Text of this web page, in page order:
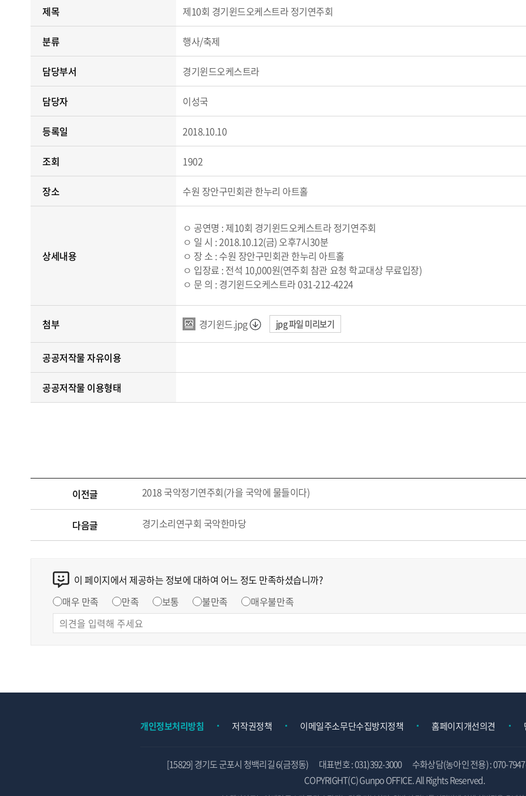
제목 제10회 경기윈드오케스트라 정기연주회
분류 행사/축제
담당부서 경기윈드오케스트라
담당자 이성국
등록일 2018.10.10
조회 1902
장소 수원 장안구민회관 한누리 아트홀
상세내용
ㅇ 공연명 : 제10회 경기윈드오케스트라 정기연주회
ㅇ 일 시 :2018.10.12(금) 오후7시30분
ㅇ 장 소 : 수원 장안구민회관 한누리 아트홀
ㅇ 입장료 : 전석 10,000원(연주회 참관 요청 학교대상 무료입장)
ㅇ 문 의 : 경기윈드오케스트라 031-212-4224
첨부 경기윈드.jpg jpg 파일 미리보기
공공저작물 자유이용
공공저작물 이용형태
이전글 2018 국악정기연주회(가을 국악에 물들이다)
다음글 경기소리연구회 국악한마당
이 페이지에서 제공하는 정보에 대하여 어느 정도 만족하셨습니까?
매우 만족
만족 보통 불만족 매우불만족
개인정보처리방침 저작권정책 이메일주소무단수집방지정책 홈페이지개선의견
[15829] 경기도 군포시 청백리길 6(금정동) 대표번호 : 031)392-3000
수화상담(농아인 전용) : 070-
COPYRIGHT(C) Gunpo OFFICE. All Rights Reserved.